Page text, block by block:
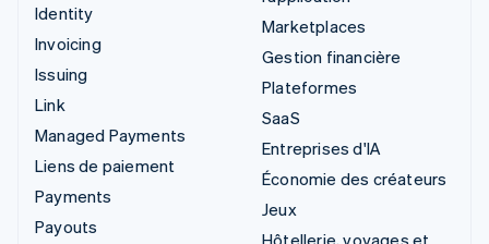
Identity
Invoicing
Issuing
Link
Managed Payments
Liens de paiement
Payments
Payouts
Marketplaces
Gestion financière
Plateformes
SaaS
Entreprises d'IA
Économie des créateurs
Jeux
Hôtellerie, voyages et